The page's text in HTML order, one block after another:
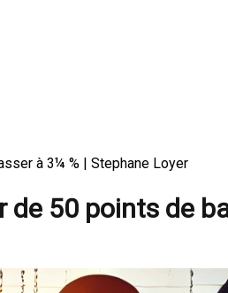
à 3¼ % | Stephane Loyer
50 points de